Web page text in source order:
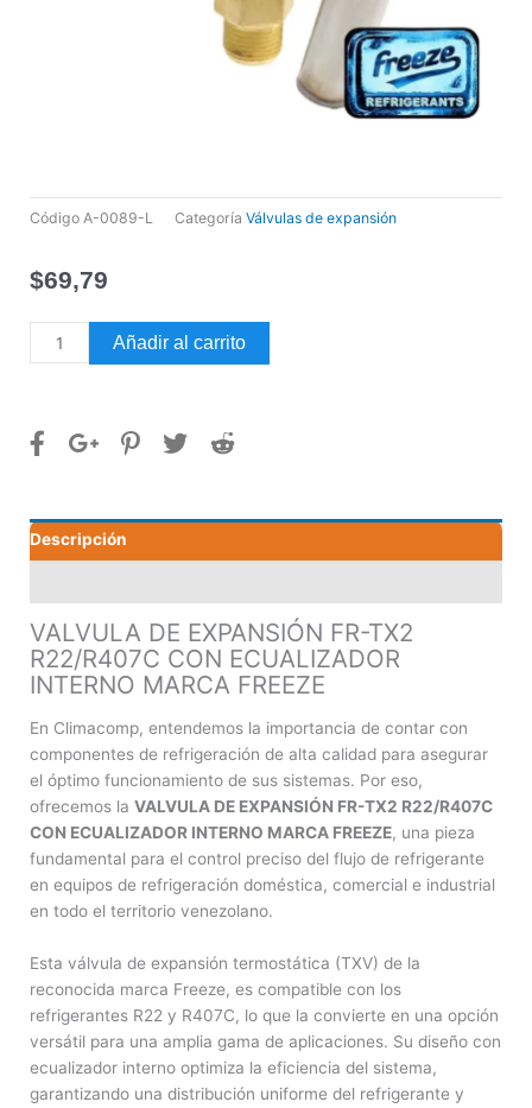
Código A-0089-L Categoría Válvulas de expansión
$69,79
VALVULA
DE
TX2
ECUALIZADOR
INTERNO
cantidad
Añadir al carrito
Descripción
VALVULA DE EXPANSIÓN FR-TX2
R22/R407C CON ECUALIZADOR
INTERNO MARCA FREEZE
En Climacomp, entendemos la importancia de contar con
componentes de refrigeración de alta calidad para asegurar
el óptimo funcionamiento de sus sistemas. Por eso,
ofrecemos la VALVULA DE EXPANSIÓN FR-TX2 R22/R407C
CON ECUALIZADOR INTERNO MARCA FREEZE, una pieza
fundamental para el control preciso del flujo de refrigerante
en equipos de refrigeración doméstica, comercial e industrial
en todo el territorio venezolano.
Esta válvula de expansión termostática (TXV) de la
reconocida marca Freeze, es compatible con los
refrigerantes R22 y R407C, lo que la convierte en una opción
versátil para una amplia gama de aplicaciones. Su diseño con
ecualizador interno optimiza la eficiencia del sistema,
garantizando una distribución uniforme del refrigerante y